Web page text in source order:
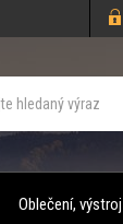
Oblečení, výstroj